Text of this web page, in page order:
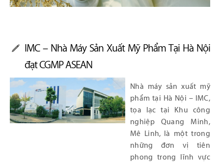
IMC – Nhà Máy Sản Xuất Mỹ Phẩm Tại Hà Nội
đạt CGMP ASEAN
Nhà máy sản xuất mỹ
phẩm tại Hà Nội – IMC,
tọa lạc tại Khu công
nghiệp Quang Minh,
Mê Linh, là một trong
những đơn vị tiên
phong trong lĩnh vực